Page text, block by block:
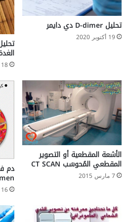
s
y
n
d
e
تحليل D-dimer دي دايمر
19 أكتوبر 2020
18 أكتوبر 2020
الأشعة المقطعية أو التصوير
المقطعي المُحوسَب CT SCAN
7 مارس 2015
16 يناير 2015